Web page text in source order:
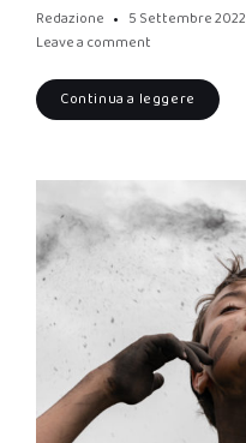
Redazione 5 Settembre 2022
Leave a comment
Continua a leggere